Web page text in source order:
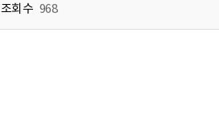
조회수 968